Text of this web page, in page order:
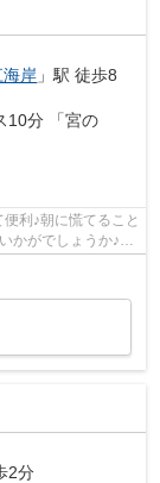
海岸 」駅 徒歩8
10分 「宮の
利♪朝に慌てること
かがでしょうか♪共
2分